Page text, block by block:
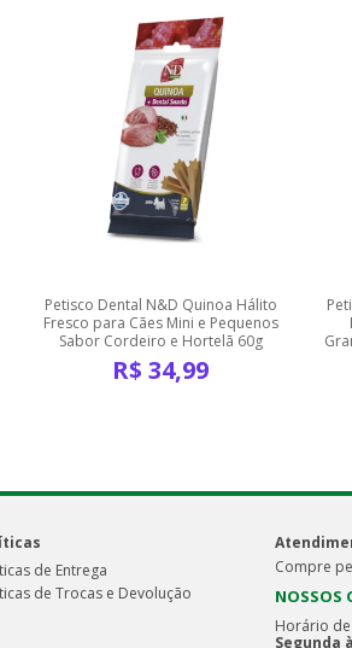
Petisco Dental N&D Quinoa Hálito
Fresco para Cães Mini e Pequenos
Sabor Cordeiro e Hortelã 60g
R$ 34,99
de Entrega
de Trocas e Devolução
Compre
NOSSOS
Horário
Segunda